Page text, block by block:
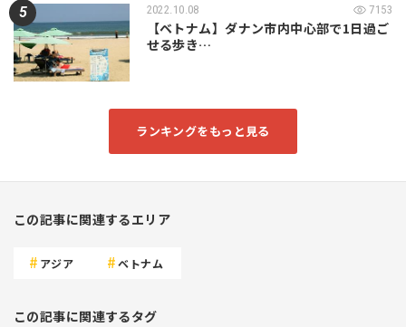
2022.10.08 7153
【ベトナム】ダナン市内中心部で1日過ご
せる歩き…
ランキングをもっと見る
この記事に関連するエリア
アジア ベトナム
この記事に関連するタグ